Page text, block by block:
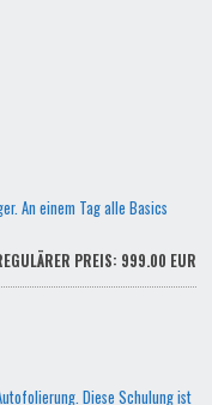
An einem Tag alle Basics
PREIS: 999.00 EUR
Diese Schulung ist